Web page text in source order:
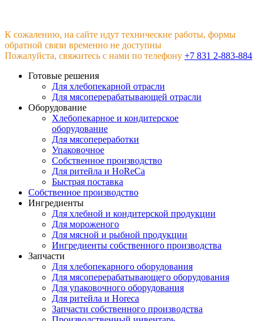
К сожалению, на сайте идут технические работы, формы
обратной связи временно не доступны
Пожалуйста, свяжитесь с нами по телефону +7 831 2-883-884
Готовые решения
Для хлебопекарной отрасли
Для мясоперерабатывающей отрасли
Оборудование
Хлебопекарное и кондитерское
оборудование
Для мясопереработки
Упаковочное
Собственное производство
Для ритейла и HoReCa
Быстрая поставка
Собственное производство
Ингредиенты
Для хлебной и кондитерской продукции
Для мороженого
Для мясной и рыбной продукции
Ингредиенты собственного производства
Запчасти
Для хлебопекарного оборудования
Для мясоперерабатывающего оборудования
Для упаковочного оборудования
Для ритейла и Horeca
Запчасти собственного производства